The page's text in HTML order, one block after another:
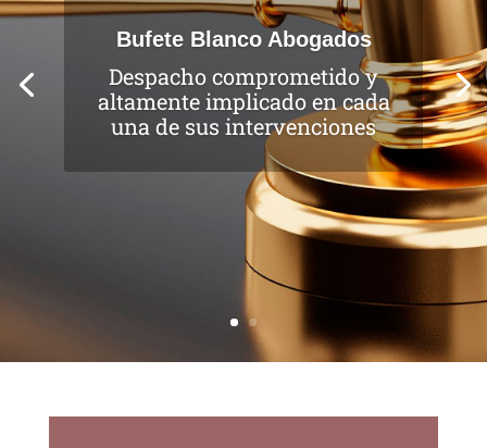
Bufete Blanco Abogados
Despacho comprometido y
altamente implicado en cada
una de sus intervenciones